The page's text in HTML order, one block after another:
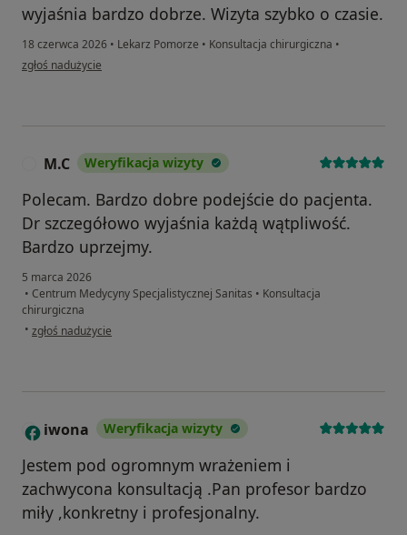
wyjaśnia bardzo dobrze. Wizyta szybko o czasie.
18 czerwca 2026 • Lekarz Pomorze • Konsultacja chirurgiczna •
w opinii użytkownika Karina
zgłoś nadużycie
M.C Weryfikacja wizyty
Polecam. Bardzo dobre podejście do pacjenta.
Dr szczegółowo wyjaśnia każdą wątpliwość.
Bardzo uprzejmy.
5 marca 2026
• Centrum Medycyny Specjalistycznej Sanitas • Konsultacja
chirurgiczna
• w opinii użytkownika M.C
zgłoś nadużycie
I iwona Weryfikacja wizyty
Jestem pod ogromnym wrażeniem i
zachwycona konsultacją .Pan profesor bardzo
miły ,konkretny i profesjonalny.